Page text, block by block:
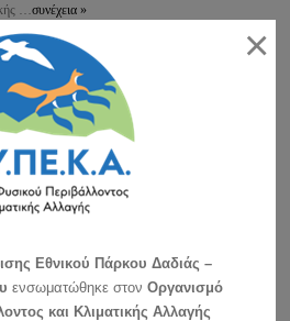
…συνέχεια »
διαχείρισης στην εκδήλωση του
Εθνικών Πάρκων Δέλτα Έβρου,
…συνέχεια »
του Κέντρου Ενημέρωσης –
Πάρκου: Σας ανακοινώνουμε ότι
του ΚΕ την Πρωτοχρονιά
×
Εθνικού Πάρκου Δαδιάς –
ενσωματώθηκε στον Οργανισμό
και Κλιματικής Αλλαγής